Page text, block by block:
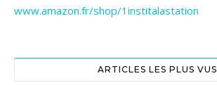
www.amazon.fr/shop/1institalastation
ARTICLES LES PLUS VUS